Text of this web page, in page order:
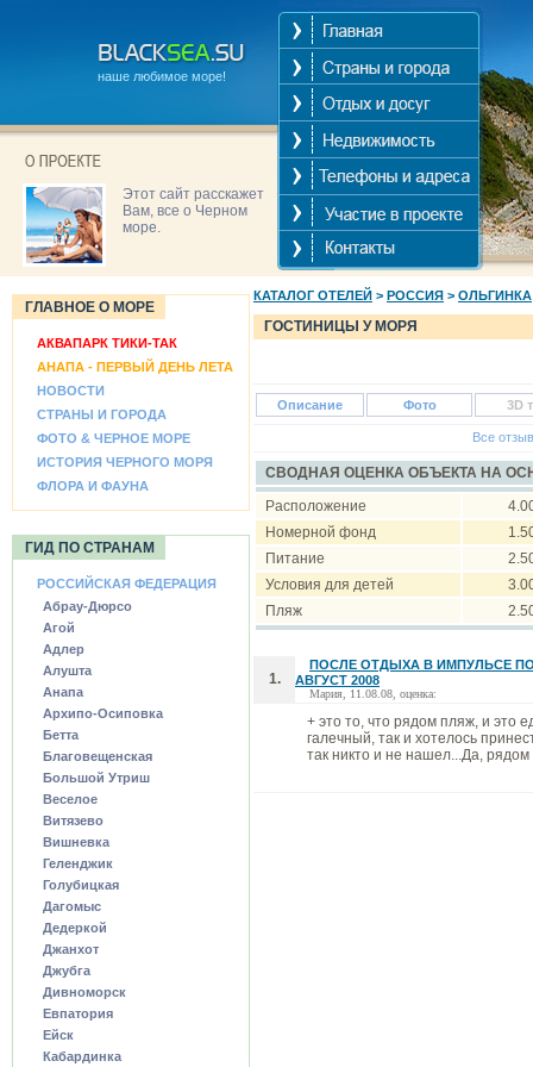
наше любимое море!
Этот сайт расскажет
Вам, все о Черном
море.
ГЛАВНОЕ О МОРЕ
АКВАПАРК ТИКИ-ТАК
АНАПА - ПЕРВЫЙ ДЕНЬ ЛЕТА
НОВОСТИ
СТРАНЫ И ГОРОДА
ФОТО & ЧЕРНОЕ МОРЕ
ИСТОРИЯ ЧЕРНОГО МОРЯ
ФЛОРА И ФАУНА
ГИД ПО СТРАНАМ
РОССИЙСКАЯ ФЕДЕРАЦИЯ
Абрау-Дюрсо
Агой
Адлер
Алушта
Анапа
Архипо-Осиповка
Бетта
Благовещенская
Большой Утриш
Веселое
Витязево
Вишневка
Геленджик
Голубицкая
Дагомыс
Дедеркой
Джанхот
Джубга
Дивноморск
Евпатория
Ейск
Кабардинка
КАТАЛОГ ОТЕЛЕЙ > РОССИЯ > ОЛЬГИНКА
ГОСТИНИЦЫ У МОРЯ
Описание Фото 3D
Все
СВОДНАЯ ОЦЕНКА ОБЪЕКТА НА
Расположение
Номерной фонд
Питание
Условия для детей
Пляж
1.
ПОСЛЕ ОТДЫХА В ИМПУЛЬСЕ
АВГУСТ 2008
Мария, 11.08.08, оценка:
+ это то, что рядом пляж, и это
галечный, так и хотелось
так никто и не нашел...Да,